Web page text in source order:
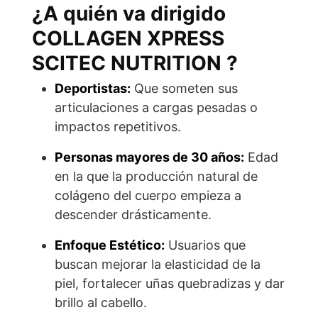
¿A quién va dirigido
COLLAGEN XPRESS
SCITEC NUTRITION ?
Deportistas: Que someten sus
articulaciones a cargas pesadas o
impactos repetitivos.
Personas mayores de 30 años: Edad
en la que la producción natural de
colágeno del cuerpo empieza a
descender drásticamente.
Enfoque Estético: Usuarios que
buscan mejorar la elasticidad de la
piel, fortalecer uñas quebradizas y dar
brillo al cabello.